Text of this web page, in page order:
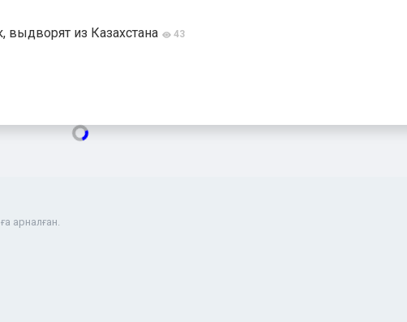
выдворят из Казахстана 43
арналған.